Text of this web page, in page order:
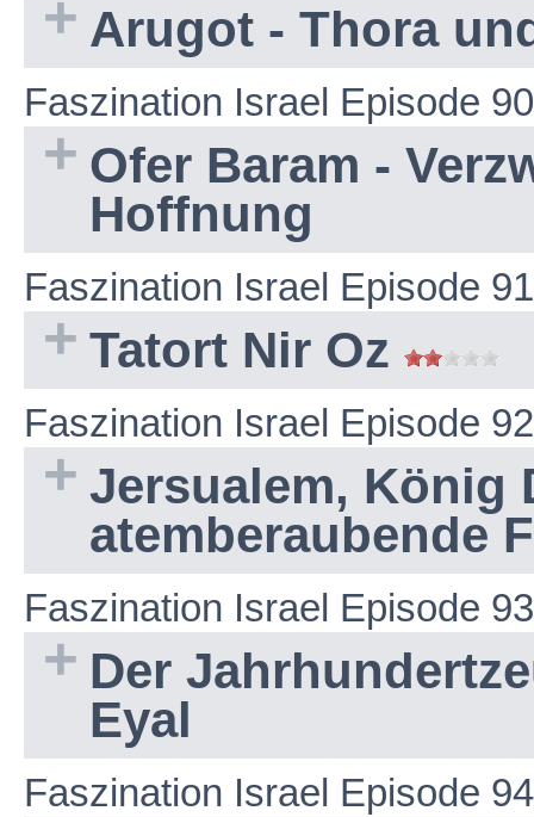
Arugot - Thora
Faszination Israel Episode 90
Ofer Baram -
Hoffnung
Faszination Israel Episode 91
Tatort Nir Oz
Faszination Israel Episode 92
Jersualem, König
atemberaubende
Faszination Israel Episode 93
Der
Eyal
Faszination Israel Episode 94